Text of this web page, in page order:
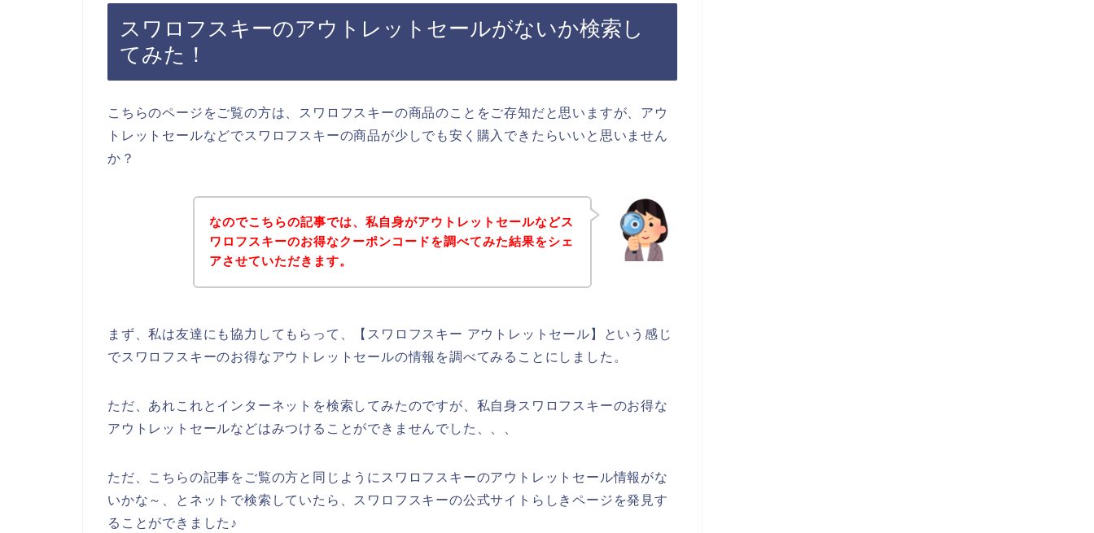
スワロフスキーのアウトレットセールがないか検索し
てみた！
こちらのページをご覧の方は、スワロフスキーの商品のことをご存知だと思いますが、アウ
トレットセールなどでスワロフスキーの商品が少しでも安く購入できたらいいと思いません
か？
なのでこちらの記事では、私自身がアウトレットセールなどス
ワロフスキーのお得なクーポンコードを調べてみた結果をシェ
アさせていただきます。
まず、私は友達にも協力してもらって、【スワロフスキー アウトレットセール】という感じ
でスワロフスキーのお得なアウトレットセールの情報を調べてみることにしました。
ただ、あれこれとインターネットを検索してみたのですが、私自身スワロフスキーのお得な
アウトレットセールなどはみつけることができませんでした、、、
ただ、こちらの記事をご覧の方と同じようにスワロフスキーのアウトレットセール情報がな
いかな～、とネットで検索していたら、スワロフスキーの公式サイトらしきページを発見す
ることができました♪